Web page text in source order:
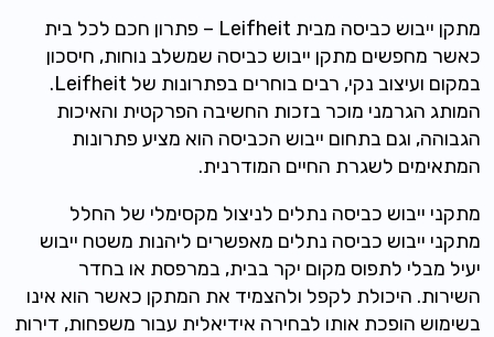
מתקן ייבוש כביסה מבית Leifheit – פתרון חכם לכל בית
כאשר מחפשים מתקן ייבוש כביסה שמשלב נוחות, חיסכון
במקום ועיצוב נקי, רבים בוחרים בפתרונות של Leifheit.
המותג הגרמני מוכר בזכות החשיבה הפרקטית והאיכות
הגבוהה, וגם בתחום ייבוש הכביסה הוא מציע פתרונות
המתאימים לשגרת החיים המודרנית.
מתקני ייבוש כביסה נתלים לניצול מקסימלי של החלל
מתקני ייבוש כביסה נתלים מאפשרים ליהנות משטח ייבוש
יעיל מבלי לתפוס מקום יקר בבית, במרפסת או בחדר
השירות. היכולת לקפל ולהצמיד את המתקן כאשר הוא אינו
בשימוש הופכת אותו לבחירה אידיאלית עבור משפחות, דירות